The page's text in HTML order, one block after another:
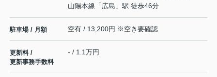
山陽本線 「広島 」駅 徒歩46分
駐車場 / 月額 空有 / 13,200円 ※空き要確認
更新料 /
更新事務手数料
- / 1.1万円